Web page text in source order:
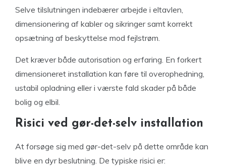
Selve tilslutningen indebærer arbejde i eltavlen,
dimensionering af kabler og sikringer samt korrekt
opsætning af beskyttelse mod fejlstrøm.
Det kræver både autorisation og erfaring. En forkert
dimensioneret installation kan føre til overophedning,
ustabil opladning eller i værste fald skader på både
bolig og elbil.
Risici ved gør-det-selv installation
At forsøge sig med gør-det-selv på dette område kan
blive en dyr beslutning. De typiske risici er: